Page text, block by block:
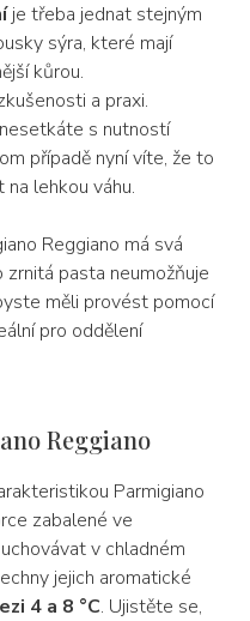
je třeba jednat stejným
sýra, které mají
kůrou.
a praxi.
s nutností
případě nyní víte, že to
lehkou váhu.
Reggiano má svá
zrnitá pasta neumožňuje
měli provést pomocí
pro oddělení
Reggiano
Parmigiano
zabalené ve
v chladném
jejich aromatické
4 a 8 °C. Ujistěte se,